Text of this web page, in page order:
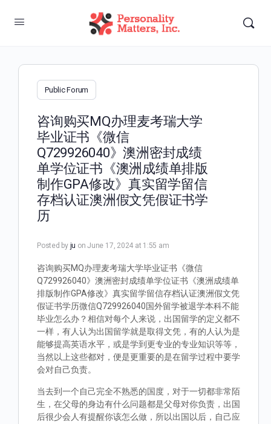
Public Forum
咨询购买MQ办理麦考瑞大学
毕业证书《微信
Q729926040》澳洲密封成绩
单学位证书《澳洲成绩单排版
制作GPA修改》真实留学留信
存档认证澳洲假文凭假证书学
历
Posted by ju on June 17, 2024 at 1:55 am
咨询购买MQ办理麦考瑞大学毕业证书《微信
Q729926040》澳洲密封成绩单学位证书《澳洲成绩单
排版制作GPA修改》真实留学留信存档认证澳洲假文凭
假证书学历微信Q729926040国外留学被退学本科不能
毕业怎么办？相信对每个人来说，出国留学的定义都不
一样，有人认为出国留学就是取得文凭，有的人认为是
能够提高英语水平，或是学到更专业的专业知识等等，
当然以上这些都对，便是更重要的是在留学过程中要学
会对自己负责。
当去到一个自己完全不熟悉的国度，对于一切都非常陌
生，在父母的身边有什么问题都是父母对你负责，出国
后很少会人有提醒你该怎么做，所以出国以后，自己应